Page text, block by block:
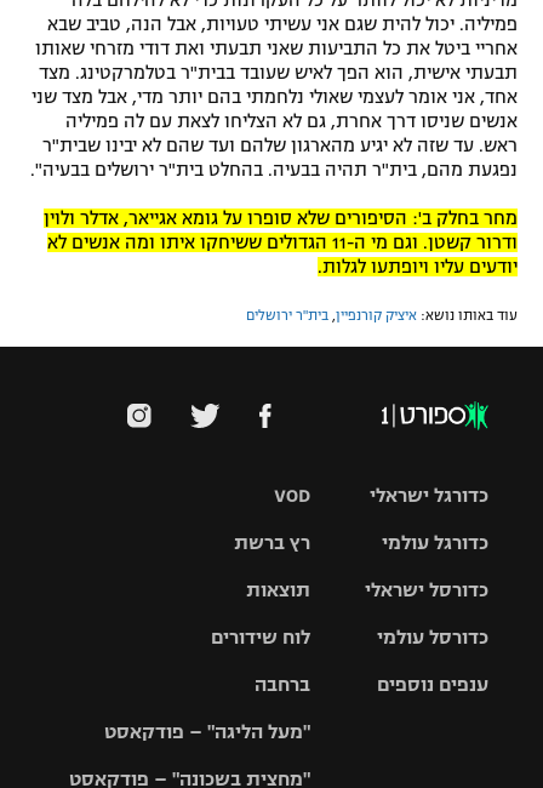
פמיליה. יכול להית שגם אני עשיתי טעויות, אבל הנה, טביב שבא
אחריי ביטל את כל התביעות שאני תבעתי ואת דודי מזרחי שאותו
תבעתי אישית, הוא הפך לאיש שעובד בבית"ר בטלמרקטינג. מצד
אחד, אני אומר לעצמי שאולי נלחמתי בהם יותר מדי, אבל מצד שני
אנשים שניסו דרך אחרת, גם לא הצליחו לצאת עם לה פמיליה
ראש. עד שזה לא יגיע מהארגון שלהם ועד שהם לא יבינו שבית"ר
נפגעת מהם, בית"ר תהיה בבעיה. בהחלט בית"ר ירושלים בבעיה".
מחר בחלק ב': הסיפורים שלא סופרו על גומא אגייאר, אדלר ולוין
ודרור קשטן. וגם מי ה-11 הגדולים ששיחקו איתו ומה אנשים לא
יודעים עליו ויופתעו לגלות.
עוד באותו נושא: איציק קורנפיין בית"ר ירושלים
VOD
רץ ברשת
תוצאות
לוח שידורים
ברחבה
"מעל הליגה" – פודקאסט
"מחצית בשכונה" – פודקאסט
כדורגל ישראלי
גביע הטוטו
כדורגל עולמי
האלופות
ליגה
כדורסל ישראלי
סל
כדורסל עולמי
ענפים נוספים